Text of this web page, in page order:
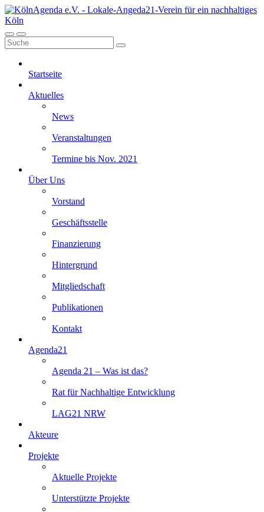
Startseite
Aktuelles
News
Veranstaltungen
Termine bis Nov. 2021
Über Uns
Vorstand
Geschäftsstelle
Finanzierung
Hintergrund
Mitgliedschaft
Publikationen
Kontakt
Agenda21
Agenda 21 – Was ist das?
Rat für Nachhaltige Entwicklung
LAG21 NRW
Akteure
Projekte
Aktuelle Projekte
Unterstützte Projekte